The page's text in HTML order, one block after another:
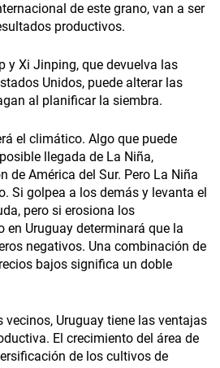
de este grano, van a ser
productivos.
y Xi Jinping, que devuelva las
Unidos, puede alterar las
al planificar la siembra.
el climático. Algo que puede
llegada de La Niña,
de América del Sur. Pero La Niña
Si golpea a los demás y levanta el
pero si erosiona los
en Uruguay determinará que la
negativos. Una combinación de
bajos significa un doble
vecinos, Uruguay tiene las ventajas
El crecimiento del área de
de los cultivos de